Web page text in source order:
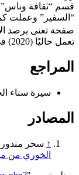
قسم “ثقافة وناس”
“السفير” وعملت
صفحة تعنى برصد الإعلام
تعمل حاليًا (2020) في بي بي سي عربية.
المراجع
سيرة سناء
المصادر
↑ سحر
الخوري من